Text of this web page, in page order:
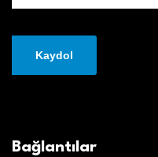
Bağlantılar